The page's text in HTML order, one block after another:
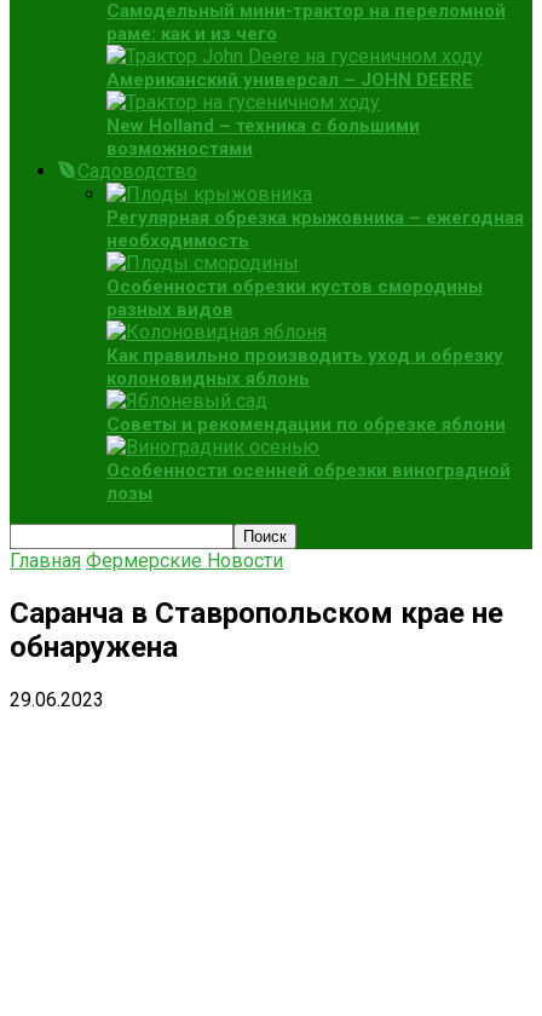
Самодельный мини-трактор на переломной
раме: как и из чего
Американский универсал – JOHN DEERE
New Holland – техника с большими
возможностями
Садоводство
Регулярная обрезка крыжовника – ежегодная
необходимость
Особенности обрезки кустов смородины
разных видов
Как правильно производить уход и обрезку
колоновидных яблонь
Советы и рекомендации по обрезке яблони
Особенности осенней обрезки виноградной
лозы
Главная Фермерские Новости
Саранча в Ставропольском крае не
обнаружена
29.06.2023